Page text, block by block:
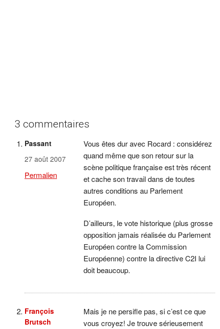
3 commentaires
Passant
27 août 2007
Permalien
Vous êtes dur avec Rocard : considérez
quand même que son retour sur la
scène politique française est très récent
et cache son travail dans de toutes
autres conditions au Parlement
Européen.
D’ailleurs, le vote historique (plus grosse
opposition jamais réalisée du Parlement
Européen contre la Commission
Européenne) contre la directive C2I lui
doit beaucoup.
François
Brutsch
Mais je ne persifle pas, si c’est ce que
vous croyez! Je trouve sérieusement